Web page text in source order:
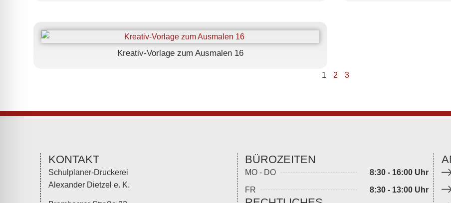
Kreativ-Vorlage zum Ausmalen 16
1 2 3
KONTAKT
Schulplaner-Druckerei
Alexander Dietzel e. K.
BÜROZEITEN
MO - DO 8:30 - 16:00 Uhr
FR 8:30 - 13:00 Uhr